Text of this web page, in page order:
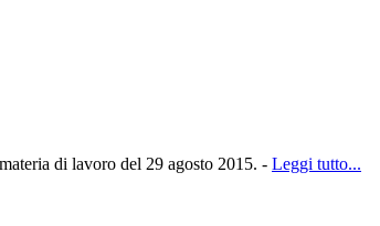
di lavoro del 29 agosto 2015. - Leggi tutto...